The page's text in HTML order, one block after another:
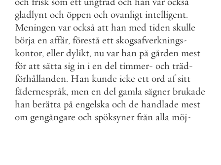
gladlynt och öppen och ovanligt intelligent.
Meningen var också att han med tiden skulle
börja en affär, förestå ett skogsafverknings-
kontor, eller dylikt, nu var han på gården mest
för att sätta sig in i en del timmer- och träd-
förhållanden. Han kunde icke ett ord af sitt
fädernespråk, men en del gamla sägner brukade
han berätta på engelska och de handlade mest
om gengångare och spöksyner från alla möj-